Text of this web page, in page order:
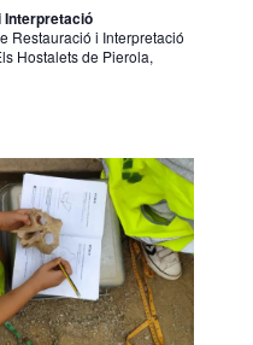
Interpretació
Restauració i Interpretació
Hostalets de Pierola,